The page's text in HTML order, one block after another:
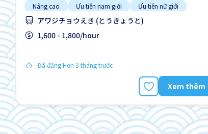
Nâng cao
Ưu tiên nam giới Ưu tiên nữ giới
アワジチョウえき (とうきょうと)
1,600 - 1,800/hour
Đã đăng Hơn 3 tháng trước
Xem thêm